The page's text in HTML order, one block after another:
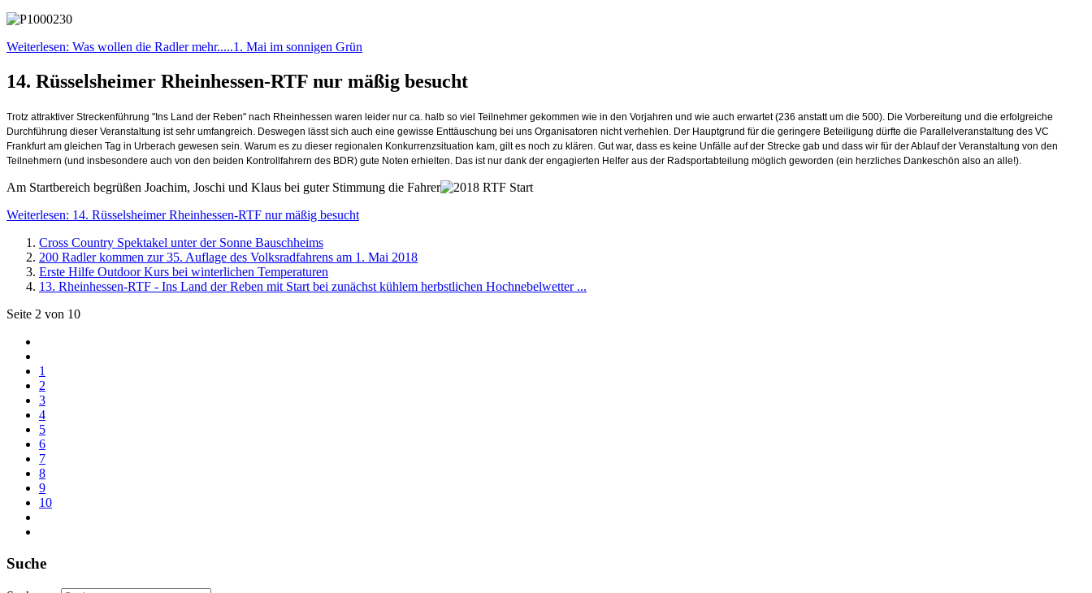
Weiterlesen: Was wollen die Radler mehr.....1. Mai im sonnigen Grün
14. Rüsselsheimer Rheinhessen-RTF nur mäßig besucht
Trotz attraktiver Streckenführung "Ins Land der Reben" nach Rheinhessen waren leider nur ca. halb so viel Teilnehmer gekommen wie in den Vorjahren und wie auch erwartet (236 anstatt um die 500). Die Vorbereitung und die erfolgreiche
Durchführung dieser Veranstaltung ist sehr umfangreich. Deswegen lässt sich auch eine gewisse Enttäuschung bei uns Organisatoren nicht verhehlen. Der Hauptgrund für die geringere Beteiligung dürfte die Parallelveranstaltung des VC
Frankfurt am gleichen Tag in Urberach gewesen sein. Warum es zu dieser regionalen Konkurrenzsituation kam, gilt es noch zu klären. Gut war, dass es keine Unfälle auf der Strecke gab und dass wir für der Ablauf der Veranstaltung von den
Teilnehmern (und insbesondere auch von den beiden Kontrollfahrern des BDR) gute Noten erhielten. Das ist nur dank der engagierten Helfer aus der Radsportabteilung möglich geworden (ein herzliches Dankeschön also an alle!).
Am Startbereich begrüßen Joachim, Joschi und Klaus bei guter Stimmung die Fahrer
Weiterlesen: 14. Rüsselsheimer Rheinhessen-RTF nur mäßig besucht
Cross Country Spektakel unter der Sonne Bauschheims
200 Radler kommen zur 35. Auflage des Volksradfahrens am 1. Mai 2018
Erste Hilfe Outdoor Kurs bei winterlichen Temperaturen
13. Rheinhessen-RTF - Ins Land der Reben mit Start bei zunächst kühlem herbstlichen Hochnebelwetter ...
Seite 2 von 10
1
2
3
4
5
6
7
8
9
10
Suche